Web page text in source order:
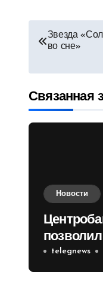
Звезда
во сне»
Связанная
Новости
позволил
telegnews